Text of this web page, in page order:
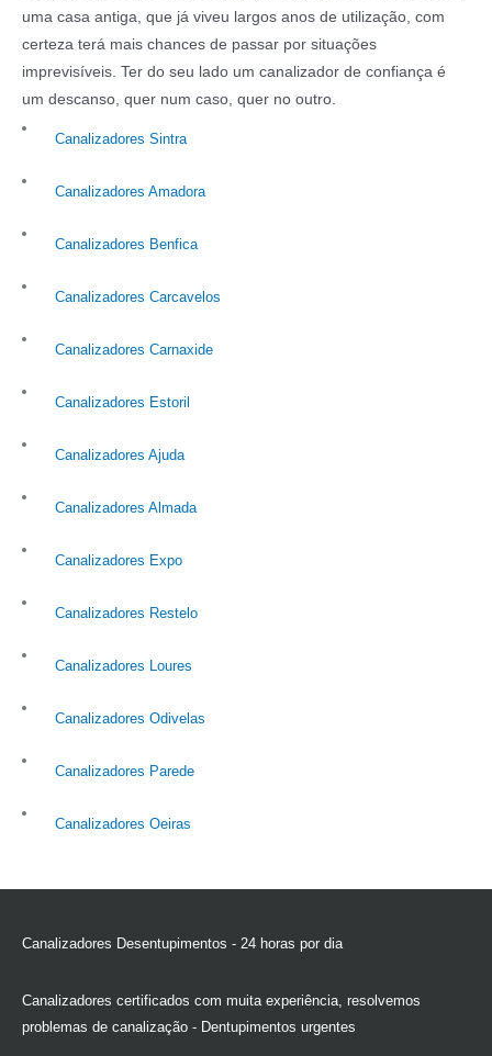
uma casa antiga, que já viveu largos anos de utilização, com
certeza terá mais chances de passar por situações
imprevisíveis. Ter do seu lado um canalizador de confiança é
um descanso, quer num caso, quer no outro.
Canalizadores Sintra
Canalizadores Amadora
Canalizadores Benfica
Canalizadores Carcavelos
Canalizadores Carnaxide
Canalizadores Estoril
Canalizadores Ajuda
Canalizadores Almada
Canalizadores Expo
Canalizadores Restelo
Canalizadores Loures
Canalizadores Odivelas
Canalizadores Parede
Canalizadores Oeiras
Canalizadores Desentupimentos - 24 horas por dia
Canalizadores certificados com muita experiência, resolvemos
problemas de canalização - Dentupimentos urgentes